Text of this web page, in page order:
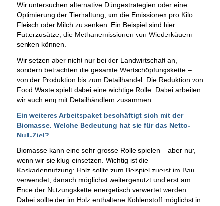
Wir untersuchen alternative Düngestrategien oder eine
Optimierung der Tierhaltung, um die Emissionen pro Kilo
Fleisch oder Milch zu senken. Ein Beispiel sind hier
Futterzusätze, die Methanemissionen von Wiederkäuern
senken können.
Wir setzen aber nicht nur bei der Landwirtschaft an,
sondern betrachten die gesamte Wertschöpfungskette –
von der Produktion bis zum Detailhandel. Die Reduktion von
Food Waste spielt dabei eine wichtige Rolle. Dabei arbeiten
wir auch eng mit Detailhändlern zusammen.
Ein weiteres Arbeitspaket beschäftigt sich mit der
Biomasse. Welche Bedeutung hat sie für das Netto-
Null-Ziel?
Biomasse kann eine sehr grosse Rolle spielen – aber nur,
wenn wir sie klug einsetzen. Wichtig ist die
Kaskadennutzung: Holz sollte zum Beispiel zuerst im Bau
verwendet, danach möglichst weitergenutzt und erst am
Ende der Nutzungskette energetisch verwertet werden.
Dabei sollte der im Holz enthaltene Kohlenstoff möglichst in